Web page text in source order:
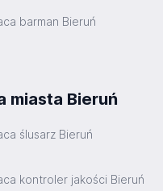
barman Bieruń
miasta Bieruń
ślusarz Bieruń
kontroler jakości Bieruń